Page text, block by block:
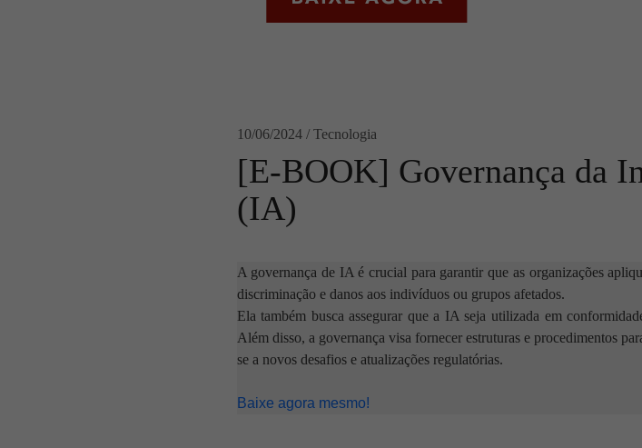
10/06/2024 / Tecnologia
[E-BOOK] Governança da
(IA)
A governança de IA é crucial para garantir que as organizações
discriminação e danos aos indivíduos ou grupos afetados.
Ela também busca assegurar que a IA seja utilizada em
Além disso, a governança visa fornecer estruturas e procedimentos
se a novos desafios e atualizações regulatórias.
Baixe agora mesmo!